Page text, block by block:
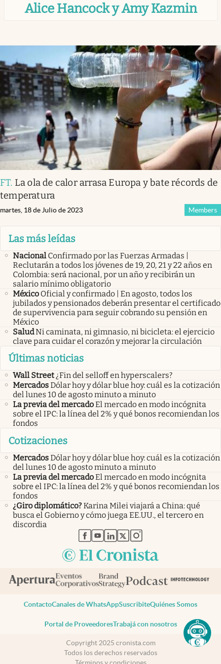
Infotechnology
Mundial 2026
Eventos Corporativos
El Cronista Studio
Mediakit
abre en nueva pestaña
Argentina
Alice Hancock y Amy Kazmin
FT. La ola de calor arrasa Europa y bate récords de
temperatura
Members
martes, 18 de Julio de 2023
Las más leídas
Nacional Confirmado por las Fuerzas Armadas |
Reclutarán a todos los jóvenes de 19, 20, 21 y 22 años en
Colombia: será nacional, por un año y recibirán un
salario mínimo obligatorio
México Oficial y confirmado | En agosto, todos los
jubilados y pensionados deberán presentar el certificado
de supervivencia para seguir cobrando su pensión en
México
SaludNi caminata, ni gimnasio, ni bicicleta: el ejercicio
clave para cuidar el corazón y mejorar la circulación
Últimas noticias
Wall Street¿Fin del selloff en hyperscalers?
MercadosDólar hoy y dólar blue hoy: cuál es la cotización
del lunes 10 de agosto minuto a minuto
La previa del mercadoEl mercado en modo incógnita
sobre el IPC: la línea del 2% y qué bonos recomiendan los
fondos
Cotizaciones
MercadosDólar hoy y dólar blue hoy: cuál es la cotización
del lunes 10 de agosto minuto a minuto
La previa del mercadoEl mercado en modo incógnita
sobre el IPC: la línea del 2% y qué bonos recomiendan los
fondos
¿Giro diplomático?Karina Milei viajará a China: qué
busca el Gobierno y cómo juega EE.UU., el tercero en
discordia
abre en nueva pestaña
abre en nueva pestaña
abre en nueva pestaña
abre en nueva pestaña
abre en nueva pestaña
ContactoCanales de WhatsAppSuscribiteQuiénes Somos
Portal de ProveedoresTrabajá con nosotros
Copyright 2025 cronista.com
Todos los derechos reservados